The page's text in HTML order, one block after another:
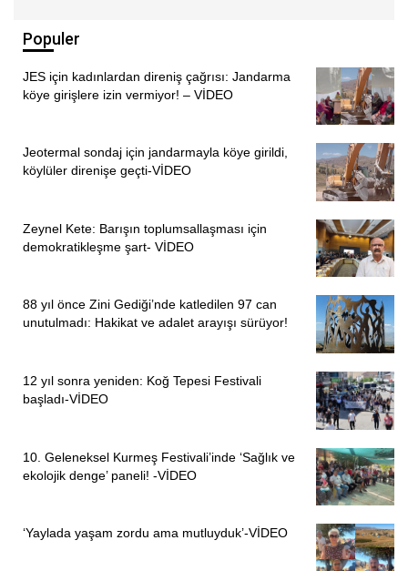
Populer
JES için kadınlardan direniş çağrısı: Jandarma
köye girişlere izin vermiyor! – VİDEO
Jeotermal sondaj için jandarmayla köye girildi,
köylüler direnişe geçti-VİDEO
Zeynel Kete: Barışın toplumsallaşması için
demokratikleşme şart- VİDEO
88 yıl önce Zini Gediği’nde katledilen 97 can
unutulmadı: Hakikat ve adalet arayışı sürüyor!
12 yıl sonra yeniden: Koğ Tepesi Festivali
başladı-VİDEO
10. Geleneksel Kurmeş Festivali’inde ‘Sağlık ve
ekolojik denge’ paneli! -VİDEO
‘Yaylada yaşam zordu ama mutluyduk’-VİDEO